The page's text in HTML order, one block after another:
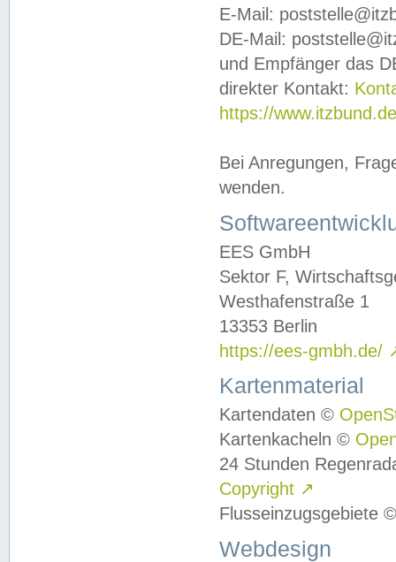
E-Mail:
DE-Mail:
und Empfänger das
direkter Kontakt:
https://
Bei Anregungen,
wenden.
EES GmbH
Sektor F,
Westhafenstraße 1
13353 Berlin
https://ees-gmbh.de/
Kartenmaterial
Kartendaten ©
Kartenkacheln ©
24 Stunden
Copyright ↗
Flusseinzugsgebiete
Webdesign